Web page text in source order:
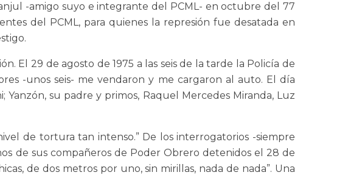
-amigo suyo e integrante del PCML- en octubre del 77
del PCML, para quienes la represión fue desatada en
El 29 de agosto de 1975 a las seis de la tarde la Policía de
-unos seis- me vendaron y me cargaron al auto. El día
su padre y primos, Raquel Mercedes Miranda, Luz
de tortura tan intenso.” De los interrogatorios -siempre
de sus compañeros de Poder Obrero detenidos el 28 de
de dos metros por uno, sin mirillas, nada de nada”. Una